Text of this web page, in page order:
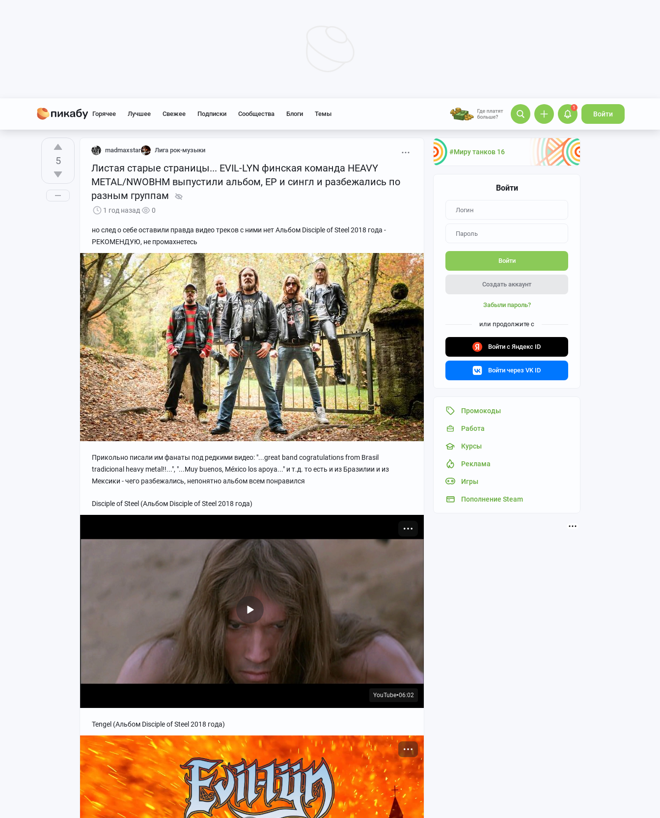
Горячее Лучшее Свежее Подписки Сообщества Блоги Темы
1
Войти
#Миру танков 16
Войти
Войти
Создать аккаунт
Забыли пароль?
или продолжите с
Войти с Яндекс ID
Войти через VK ID
Промокоды
Работа
Курсы
Реклама
Игры
Пополнение Steam
5
madmaxstar Лига рок-музыки
Листая старые страницы... EVIL-LYN финская команда HEAVY
METAL/NWOBHM выпустили альбом, EP и сингл и разбежались по
разным группам
1 год назад 0
но след о себе оставили правда видео треков с ними нет Альбом Disciple of Steel 2018 года -
РЕКОМЕНДУЮ, не промахнетесь
Прикольно писали им фанаты под редкими видео: "...great band cogratulations from Brasil
tradicional heavy metal!!...", "...Muy buenos, México los apoya..." и т.д. то есть и из Бразилии и из
Мексики - чего разбежались, непонятно альбом всем понравился
Disciple of Steel (Альбом Disciple of Steel 2018 года)
YouTube●06:02
Tengel (Альбом Disciple of Steel 2018 года)